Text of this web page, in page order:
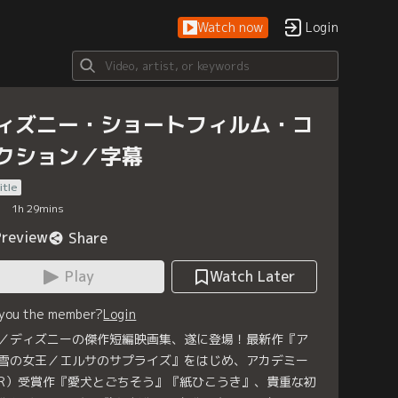
Watch now Login
ズニー・ショートフィルム・コ
ション／字幕
1h 29mins
Share
Play
Watch Later
the member?Login
ディズニーの傑作短編映画集、遂に登場！最新作『ア
の女王／エルサのサプライズ』をはじめ、アカデミー
）受賞作『愛犬とごちそう』『紙ひこうき』、貴重な初